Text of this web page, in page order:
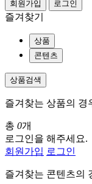
회원가입 로그인
즐겨찾기
상품
콘텐츠
상품검색
즐겨찾는 상품의 경
총 0개
로그인을 해주세요.
회원가입 로그인
즐겨찾는 콘텐츠의